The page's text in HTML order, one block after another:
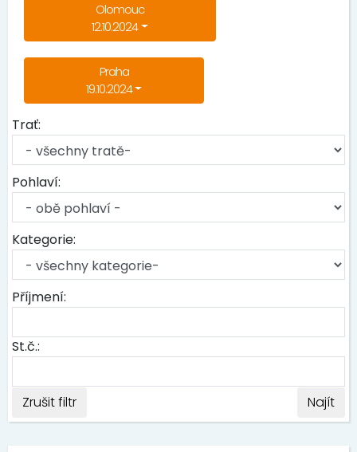
Olomouc
12.10.2024
Praha
19.10.2024
Trať:
Pohlaví:
Kategorie:
Příjmení:
St.č.:
Zrušit filtr Najít